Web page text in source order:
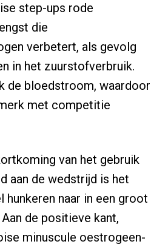
step-ups rode
die
verbetert, als gevolg
in het zuurstofverbruik.
de bloedstroom, waardoor
met competitie
van het gebruik
aan de wedstrijd is het
hunkeren naar in een groot
de positieve kant,
minuscule oestrogeen-